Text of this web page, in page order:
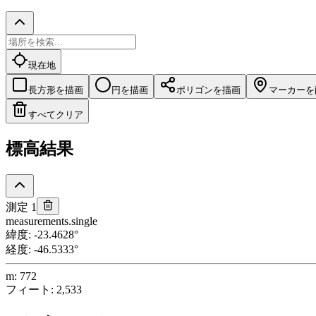
現在地
長方形を描画 円を描画 ポリゴンを描画 マーカー
すべてクリア
標高結果
測定 1
measurements.single
緯度: -23.4628°
経度: -46.5333°
m: 772
フィート : 2,533